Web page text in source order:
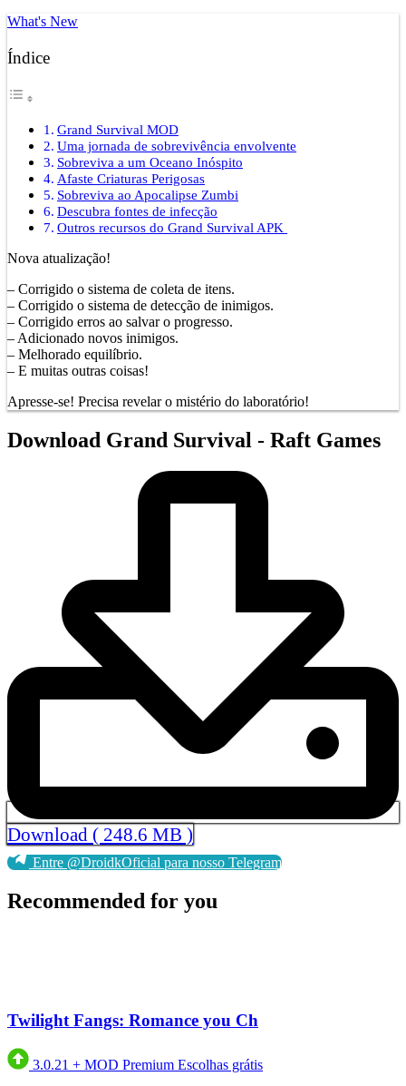
What's New
Índice
Grand Survival MOD
Uma jornada de sobrevivência envolvente
Sobreviva a um Oceano Inóspito
Afaste Criaturas Perigosas
Sobreviva ao Apocalipse Zumbi
Descubra fontes de infecção
Outros recursos do Grand Survival APK
Nova atualização!
– Corrigido o sistema de coleta de itens.
– Corrigido o sistema de detecção de inimigos.
– Corrigido erros ao salvar o progresso.
– Adicionado novos inimigos.
– Melhorado equilíbrio.
– E muitas outras coisas!
Apresse-se! Precisa revelar o mistério do laboratório!
Download Grand Survival - Raft Games
Download ( 248.6 MB )
Entre @DroidkOficial para nosso Telegram
Recommended for you
Twilight Fangs: Romance you Ch
3.0.21 + MOD Premium Escolhas grátis